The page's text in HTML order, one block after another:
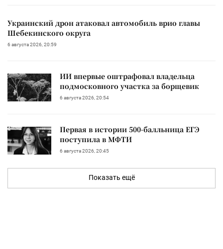
Украинский дрон атаковал автомобиль врио главы
Шебекинского округа
6 августа 2026, 20:59
ИИ впервые оштрафовал владельца
подмосковного участка за борщевик
6 августа 2026, 20:54
Первая в истории 500-балльница ЕГЭ
поступила в МФТИ
6 августа 2026, 20:45
Показать ещё